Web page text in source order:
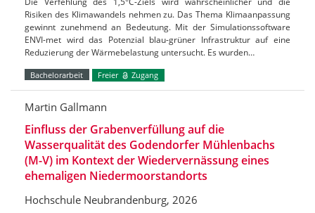
Risiken des Klimawandels nehmen zu. Das Thema Klimaanpassung
gewinnt zunehmend an Bedeutung. Mit der Simulationssoftware
ENVI-met wird das Potenzial blau-grüner Infrastruktur auf eine
Reduzierung der Wärmebelastung untersucht. Es wurden…
Bachelorarbeit Freier Zugang
Martin Gallmann
Einfluss der Grabenverfüllung auf die
Wasserqualität des Godendorfer Mühlenbachs
(M-V) im Kontext der Wiedervernässung eines
ehemaligen Niedermoorstandorts
Hochschule Neubrandenburg, 2026